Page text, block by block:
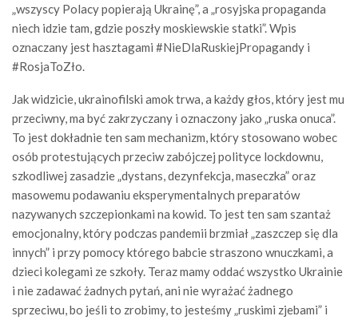
„wszyscy Polacy popierają Ukrainę”, a „rosyjska propaganda
niech idzie tam, gdzie poszły moskiewskie statki”. Wpis
oznaczany jest hasztagami #NieDlaRuskiejPropagandy i
#RosjaToZło.
Jak widzicie, ukrainofilski amok trwa, a każdy głos, który jest mu
przeciwny, ma być zakrzyczany i oznaczony jako „ruska onuca”.
To jest dokładnie ten sam mechanizm, który stosowano wobec
osób protestujących przeciw zabójczej polityce lockdownu,
szkodliwej zasadzie „dystans, dezynfekcja, maseczka” oraz
masowemu podawaniu eksperymentalnych preparatów
nazywanych szczepionkami na kowid. To jest ten sam szantaż
emocjonalny, który podczas pandemii brzmiał „zaszczep się dla
innych” i przy pomocy którego babcie straszono wnuczkami, a
dzieci kolegami ze szkoły. Teraz mamy oddać wszystko Ukrainie
i nie zadawać żadnych pytań, ani nie wyrażać żadnego
sprzeciwu, bo jeśli to zrobimy, to jesteśmy „ruskimi zjebami” i